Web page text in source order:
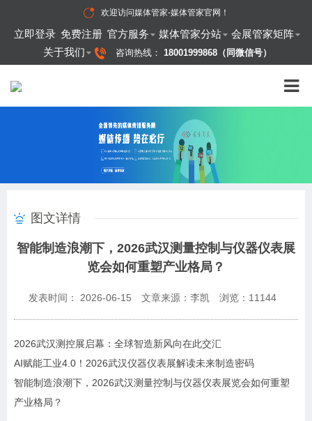
欢迎访问媒体管家-媒体管家官网 ！
立即登录 免费注册 官方服务 媒体管家分站
会展管家矩阵
关于我们
咨询热线： 18001999868（同微信号）
图文详情
智能制造浪潮下，2026武汉测量控制与仪器仪表展
览会如何重塑产业格局？
发表时间： 2026-06-15 文章来源：李凯 浏览： 11144
2026武汉测控展启幕：全球智造新风向在此交汇
AI赋能工业4.0！2026武汉仪器仪表展解读未来制造密码
智能制造浪潮下，2026武汉测量控制与仪器仪表展览会如何重塑
产业格局？